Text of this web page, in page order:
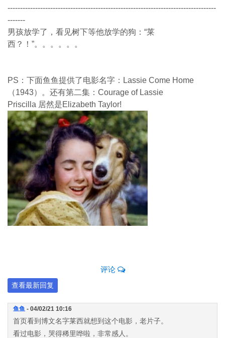
-----------------------------------------------------------------------------------
-------
男孩放学了，看见树下等他放学的狗：“莱
西？！”。。。。。。
PS：下面鱼鱼提供了电影名字：Lassie Come Home
（1943）。还有第二集：Courage of Lassie
Priscilla 居然是Elizabeth Taylor!
评论
查看最新回复
鱼鱼 - 04/02/21 10:16
首页看到博文名字莱西就想到这个电影，老片子。
看过电影，哭得稀里哗啦，非常感人。